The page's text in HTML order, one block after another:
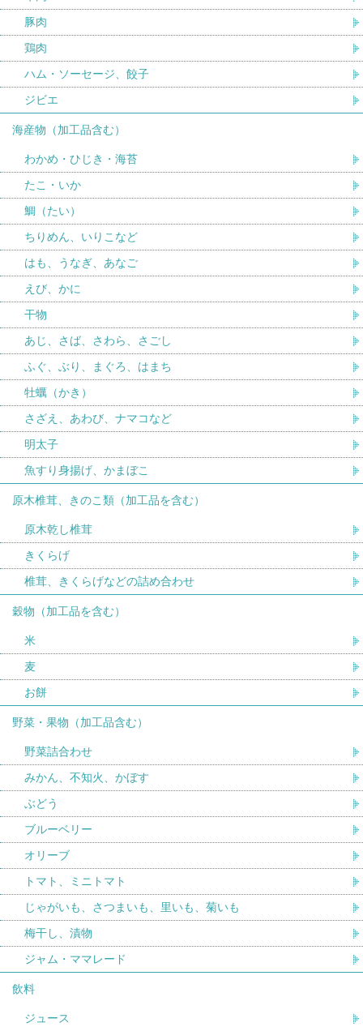
豚肉
鶏肉
ハム・ソーセージ、餃子
ジビエ
海産物（加工品含む）
わかめ・ひじき・海苔
たこ・いか
鯛（たい）
ちりめん、いりこなど
はも、うなぎ、あなご
えび、かに
干物
あじ、さば、さわら、さごし
ふぐ、ぶり、まぐろ、はまち
牡蠣（かき）
さざえ、あわび、ナマコなど
明太子
魚すり身揚げ、かまぼこ
原木椎茸、きのこ類（加工品を含む）
原木乾し椎茸
きくらげ
椎茸、きくらげなどの詰め合わせ
穀物（加工品を含む）
米
麦
お餅
野菜・果物（加工品含む）
野菜詰合わせ
みかん、不知火、かぼす
ぶどう
ブルーベリー
オリーブ
トマト、ミニトマト
じゃがいも、さつまいも、里いも、菊いも
梅干し、漬物
ジャム・ママレード
飲料
ジュース